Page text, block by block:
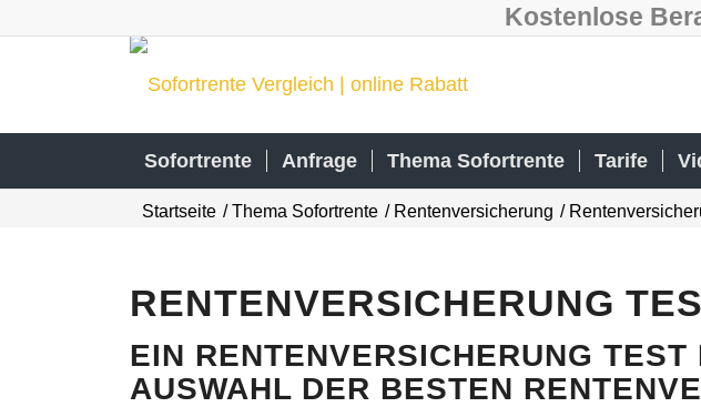
Kostenlose
Sofortrente Anfrage Thema Sofortrente Tarife
Startseite / Thema Sofortrente / Rentenversicherung /
RENTENVERSICHERUNG
EIN RENTENVERSICHERUNG
AUSWAHL DER BESTEN